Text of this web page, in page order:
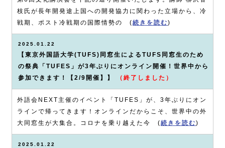
枝氏が長年開発途上国への開発協力に関わった立場から、冷
戦期、ポスト冷戦期の国際情勢の (続きを読む)
2025.01.22
【東京外国語大学(TUFS)同窓生によるTUFS同窓生のため
の祭典「TUFES」が3年ぶりにオンライン開催！世界中から
参加できます！【2/9開催】】
（終了しました）
外語会NEXT主催のイベント「TUFES」が、3年ぶりにオン
ラインで帰ってきます！オンラインだからこそ、世界中の外
大同窓生が大集合。コロナを乗り越えた今 (続きを読む)
2025.01.22